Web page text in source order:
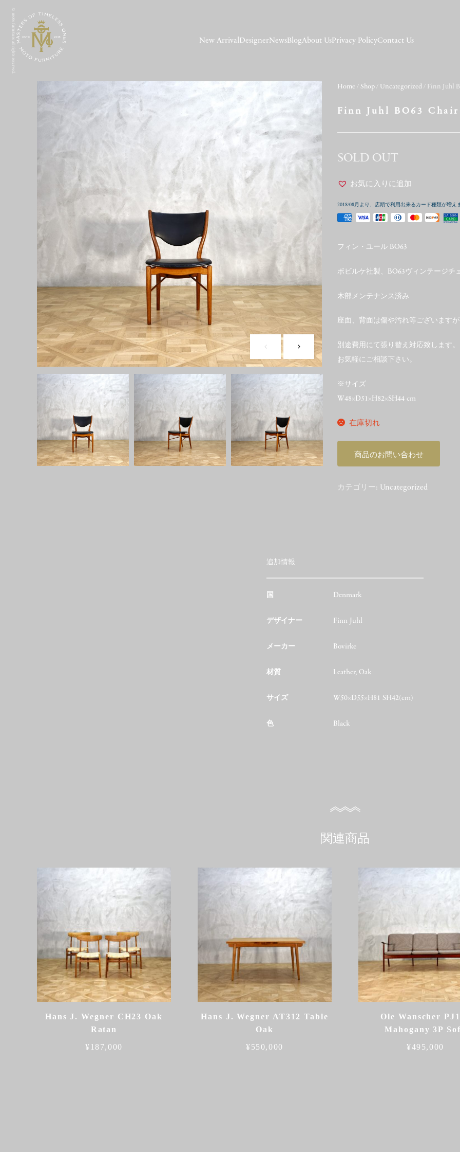
© moto furniture all rights reserved. New Arrival DesignerNewsBlogAbout UsPrivacy PolicyContact Us
Home / Shop / Uncategorized / Finn Juhl
Finn Juhl BO63 Chair
SOLD OUT
お気に入りに追加
2018/08月より、店頭で利用出来るカード種類が増え
フィン・ユール BO63
ボビルケ社製、BO63ヴィンテージチ
木部メンテナンス済み
座面、背面は傷や汚れ等ございます
別途費用にて張り替え対応致します。
お気軽にご相談下さい。
※サイズ
W48×D51×H82×SH44 cm
在庫切れ
商品のお問い合わせ
カテゴリー: Uncategorized
追加情報
国 Denmark
デザイナー Finn Juhl
メーカー Bovirke
材質 Leather, Oak
サイズ W50×D55×H81 SH42(cm)
色 Black
関連商品
Hans J. Wegner CH23 Oak
Ratan
¥ 187,000
Hans J. Wegner AT312 Table
Oak
¥550,000
Ole Wanscher
Mahogany 3P
¥495,000